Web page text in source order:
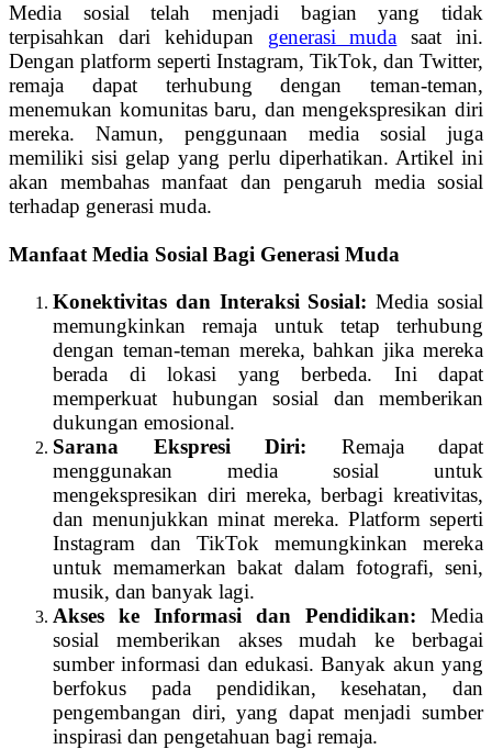
Media sosial telah menjadi bagian yang tidak
terpisahkan dari kehidupan generasi muda saat ini.
Dengan platform seperti Instagram, TikTok, dan Twitter,
remaja dapat terhubung dengan teman-teman,
menemukan komunitas baru, dan mengekspresikan diri
mereka. Namun, penggunaan media sosial juga
memiliki sisi gelap yang perlu diperhatikan. Artikel ini
akan membahas manfaat dan pengaruh media sosial
terhadap generasi muda.
Manfaat Media Sosial Bagi Generasi Muda
Konektivitas dan Interaksi Sosial: Media sosial
memungkinkan remaja untuk tetap terhubung
dengan teman-teman mereka, bahkan jika mereka
berada di lokasi yang berbeda. Ini dapat
memperkuat hubungan sosial dan memberikan
dukungan emosional.
Sarana Ekspresi Diri: Remaja dapat
menggunakan media sosial untuk
mengekspresikan diri mereka, berbagi kreativitas,
dan menunjukkan minat mereka. Platform seperti
Instagram dan TikTok memungkinkan mereka
untuk memamerkan bakat dalam fotografi, seni,
musik, dan banyak lagi.
Akses ke Informasi dan Pendidikan: Media
sosial memberikan akses mudah ke berbagai
sumber informasi dan edukasi. Banyak akun yang
berfokus pada pendidikan, kesehatan, dan
pengembangan diri, yang dapat menjadi sumber
inspirasi dan pengetahuan bagi remaja.